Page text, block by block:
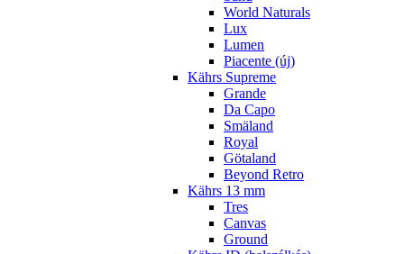
World Naturals
Lux
Lumen
Piacente (új)
Kährs Supreme
Grande
Da Capo
Smäland
Royal
Götaland
Beyond Retro
Kährs 13 mm
Tres
Canvas
Ground